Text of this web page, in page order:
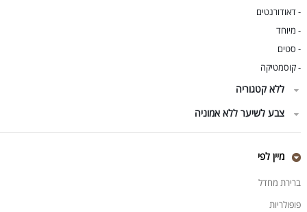
-דאודורנטים
- מיוחד
- סטים
-קוסמטיקה
ללא קטגוריה
צבע לשיער ללא אמוניה
מיין לפי
ברירת מחדל
פופולריות